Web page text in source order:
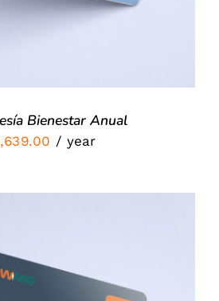
Bienestar Anual
/ year